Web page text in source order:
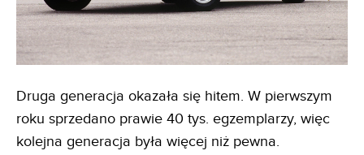
Druga generacja okazała się hitem. W pierwszym
roku sprzedano prawie 40 tys. egzemplarzy, więc
kolejna generacja była więcej niż pewna.